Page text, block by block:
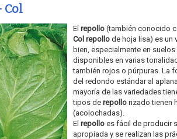
Col
El repollo(también conocido
Col repollode hoja lisa) es un
bien, especialmente en
disponibles en varias
también rojos o púrpuras. La
del redondo estándar al
mayoría de las variedades
tipos de repollorizado tienen
(acolochadas).
El repolloes fácil de producir
apropiada y se realizan las